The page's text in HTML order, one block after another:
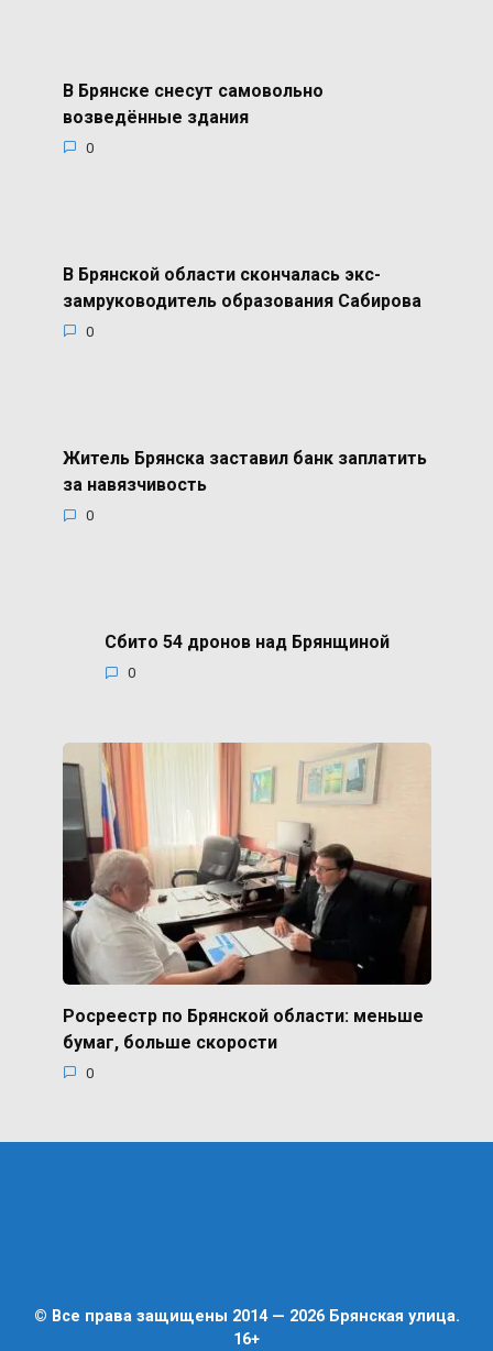
В Брянске снесут самовольно
возведённые здания
0
В Брянской области скончалась экс-
замруководитель образования Сабирова
0
Житель Брянска заставил банк заплатить
за навязчивость
0
Сбито 54 дронов над Брянщиной
0
Росреестр по Брянской области: меньше
бумаг, больше скорости
0
© Все права защищены 2014 — 2026 Брянская улица.
16+